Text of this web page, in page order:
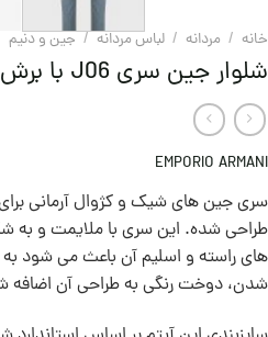
خانه / مردانه / لباس مردانه / جین و دنيم
شلوار جین سری J06 با برش راسته امپوریو آرمانی
EMPORIO ARMANI
سری جین های شیک و کژوال آرمانی
طراحی شده. این سری با ملایمت و
های راسته و اسلیم آن باعث می شود به
شدن، دوخت رنگی به طراحی آن اضافه